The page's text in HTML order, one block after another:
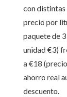
con distintas
precio por
paquete de
unidad €3)
a €18
ahorro real
descuento.